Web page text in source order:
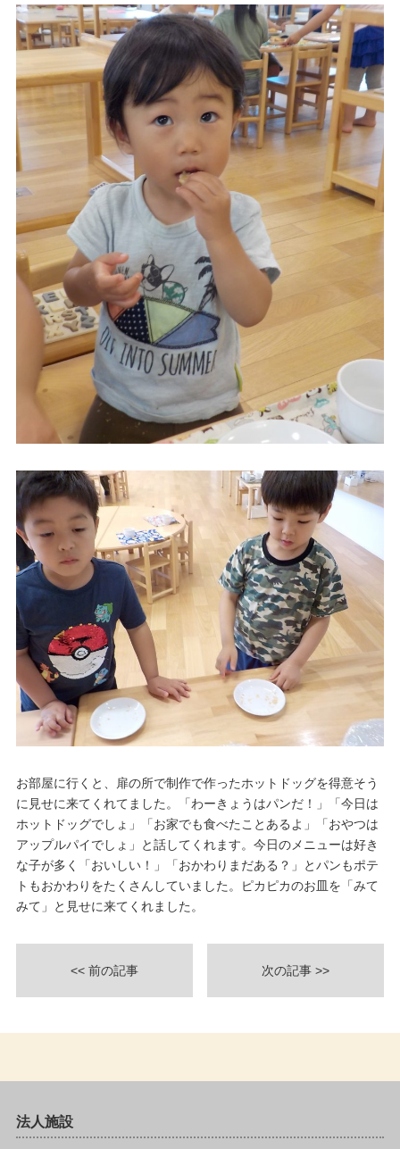
お部屋に行くと、扉の所で制作で作ったホットドッグを得意そう
に見せに来てくれてました。「わーきょうはパンだ！」「今日は
ホットドッグでしょ」「お家でも食べたことあるよ」「おやつは
アップルパイでしょ」と話してくれます。今日のメニューは好き
な子が多く「おいしい！」「おかわりまだある？」とパンもポテ
トもおかわりをたくさんしていました。ピカピカのお皿を「みて
みて」と見せに来てくれました。
<< 前の記事 次の記事 >>
法人施設